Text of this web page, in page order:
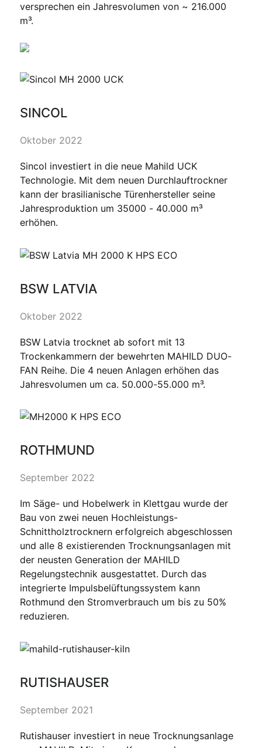
versprechen ein Jahresvolumen von ~ 216.000
m³.
SINCOL
Oktober 2022
Sincol investiert in die neue Mahild UCK
Technologie. Mit dem neuen Durchlauftrockner
kann der brasilianische Türenhersteller seine
Jahresproduktion um 35000 - 40.000 m³
erhöhen.
BSW LATVIA
Oktober 2022
BSW Latvia trocknet ab sofort mit 13
Trockenkammern der bewehrten MAHILD DUO-
FAN Reihe. Die 4 neuen Anlagen erhöhen das
Jahresvolumen um ca. 50.000-55.000 m³.
ROTHMUND
September 2022
Im Säge- und Hobelwerk in Klettgau wurde der
Bau von zwei neuen Hochleistungs-
Schnittholztrocknern erfolgreich abgeschlossen
und alle 8 existierenden Trocknungsanlagen mit
der neusten Generation der MAHILD
Regelungstechnik ausgestattet. Durch das
integrierte Impulsbelüftungssystem kann
Rothmund den Stromverbrauch um bis zu 50%
reduzieren.
RUTISHAUSER
September 2021
Rutishauser investiert in neue Trocknungsanlage